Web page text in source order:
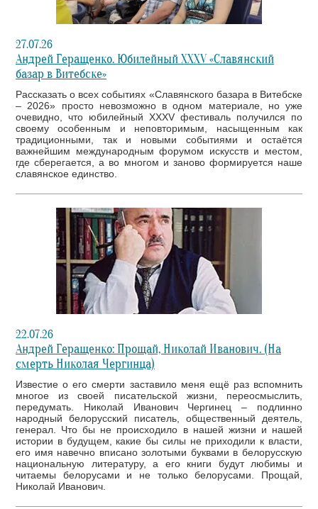
27.07.26
Андрей Геращенко. Юбилейный XXXV «Славянский
базар в Витебске»
Рассказать о всех событиях «Славянского базара в Витебске
– 2026» просто невозможно в одном материале, но уже
очевидно, что юбилейный XXXV фестиваль получился по
своему особенным и неповторимым, насыщенным как
традиционными, так и новыми событиями и остаётся
важнейшим международным форумом искусств и местом,
где сберегается, а во многом и заново формируется наше
славянское единство.
22.07.26
Андрей Геращенко: Прощай, Николай Иванович. (На
смерть Николая Чергинца)
Известие о его смерти заставило меня ещё раз вспомнить
многое из своей писательской жизни, переосмыслить,
передумать. Николай Иванович Чергинец – подлинно
народный белорусский писатель, общественный деятель,
генерал. Что бы не происходило в нашей жизни и нашей
истории в будущем, какие бы силы не приходили к власти,
его имя навечно вписано золотыми буквами в белорусскую
национальную литературу, а его книги будут любимы и
читаемы белорусами и не только белорусами. Прощай,
Николай Иванович.